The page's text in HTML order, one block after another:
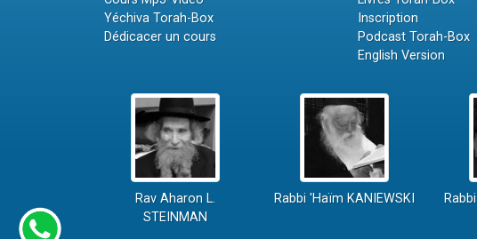
Yéchiva Torah-Box
Dédicacer un cours
Inscription
Podcast Torah-Box
English Version
Rav Aharon L.
STEINMAN
Rabbi 'Haïm KANIEWSKI